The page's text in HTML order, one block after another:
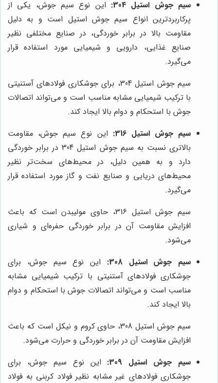
سیم جوش استیل 304:
این نوع سیم جوش، یکی از
پرکاربردترین انواع سیم جوش استیل است و به دلیل
مقاومت بالا در برابر خوردگی، در صنایع مختلفی نظیر
صنایع غذایی، دارویی و شیمیایی مورد استفاده قرار
می‌گیرد.
سیم جوش استیل 304، برای جوشکاری فولادهای آستنیتی
با ترکیب شیمیایی مشابه مناسب است و می‌تواند اتصالات
جوش با استحکام و دوام بالا ایجاد کند.
سیم جوش استیل 316:
این نوع سیم جوش، مقاومت
بالاتری نسبت به سیم جوش استیل 304 در برابر خوردگی
دارد و به همین دلیل، در محیط‌های سخت‌تر نظیر
محیط‌های دریایی و صنایع نفت و گاز مورد استفاده قرار
می‌گیرد.
سیم جوش استیل 316، حاوی مولیبدن است که باعث
افزایش مقاومت آن در برابر خوردگی حفره‌ای و شیاری
می‌شود.
سیم جوش استیل 308:
این نوع سیم جوش، برای
جوشکاری فولادهای آستنیتی با ترکیب شیمیایی مشابه
مناسب است و می‌تواند اتصالات جوش با استحکام و دوام
بالا ایجاد کند.
سیم جوش استیل 308، حاوی کروم و نیکل است که باعث
افزایش مقاومت آن در برابر خوردگی و حرارت می‌شود.
سیم جوش استیل 309:
این نوع سیم جوش، برای
جوشکاری فولادهای غیر مشابه نظیر فولاد کربنی به فولاد